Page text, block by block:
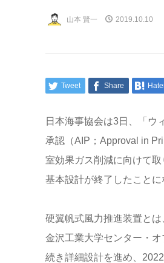
山本 賢一 2019.10.10
Tweet Share
日本海事協会は3日、「ウ
承認（AIP；Approval in
室効果ガス削減に向けて
基本設計が終了したことに
硬翼帆式風力推進装置と
金沢工業大学センター・
続き詳細設計を進め、